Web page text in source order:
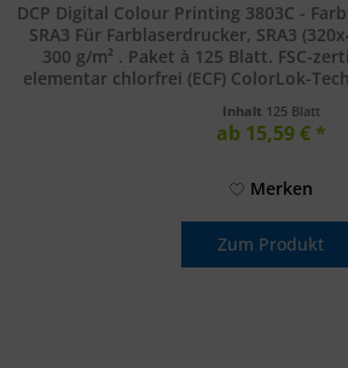
DCP Digital Colour Printing 3803C -
SRA3 Für Farblaserdrucker, SRA3
300 g/m² . Paket à 125 Blatt. FSC-
elementar chlorfrei (ECF) ColorLok-
Inhalt 125 Blatt
ab 15,59 € *
Merken
Zum Produkt